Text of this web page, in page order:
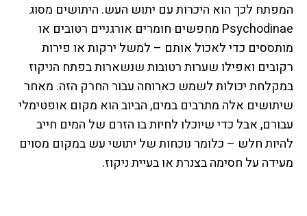
המפתח לכך הוא היכרות עם יתוש העש. היתושים מסוג
Psychodinae מחפשים חומרים אורגניים רטובים או
מותססים כדי לאכול אותם – למשל ירקות או פירות
רקובים ואפילו שערות רטובות שנשארות בפתח הניקוז
במקלחת יכולות לשמש כארוחה עבור החרק הזה. מאחר
שיתושים אלה מתרבים במים, הביוב הוא מקום אופטימלי
עבורם, אבל כדי שיוכלו לחיות בו הזרם של המים חייב
להיות חלש – כלומר נוכחות של יתושי עש במקום מסוים
מעידה על חסימה בצנרת או בעיית ניקוז.